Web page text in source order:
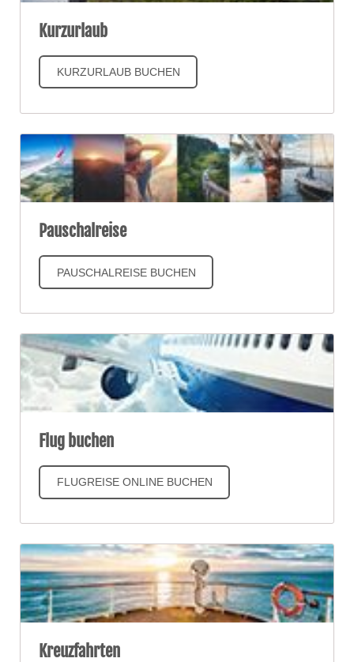
Kurzurlaub
KURZURLAUB BUCHEN
Pauschalreise
PAUSCHALREISE BUCHEN
Flug buchen
FLUGREISE ONLINE BUCHEN
Kreuzfahrten